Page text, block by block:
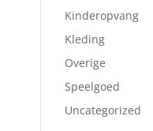
Kinderopvang
Kleding
Overige
Speelgoed
Uncategorized